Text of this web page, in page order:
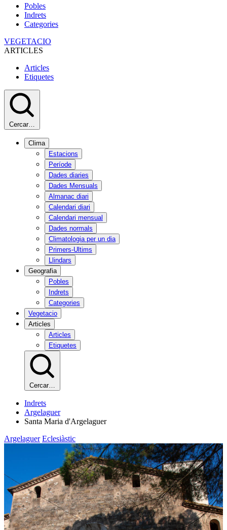
Pobles
Indrets
Categories
VEGETACIO
ARTICLES
Articles
Etiquetes
Cercar…
Clima
Estacions
Període
Dades diaries
Dades Mensuals
Almanac diari
Calendari diari
Calendari mensual
Dades normals
Climatologia per un dia
Primers-Ultims
Llindars
Geografia
Pobles
Indrets
Categories
Vegetacio
Articles
Articles
Etiquetes
Cercar…
Indrets
Argelaguer
Santa Maria d'Argelaguer
Argelaguer Eclesiàstic